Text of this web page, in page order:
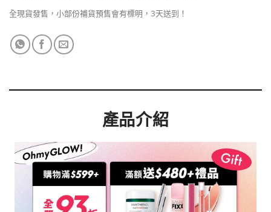
全現貨發售，小部份補貨預售會有標明，3天送到！
產品介紹